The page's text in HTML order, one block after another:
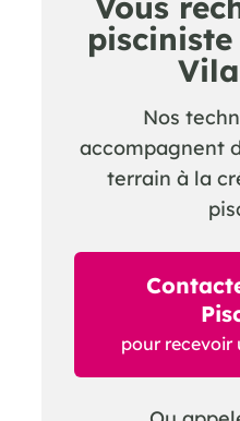
Nos
accompagnent
terrain à la
pour recevoir